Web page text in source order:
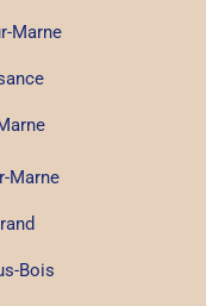
Marne
Marne
Bois